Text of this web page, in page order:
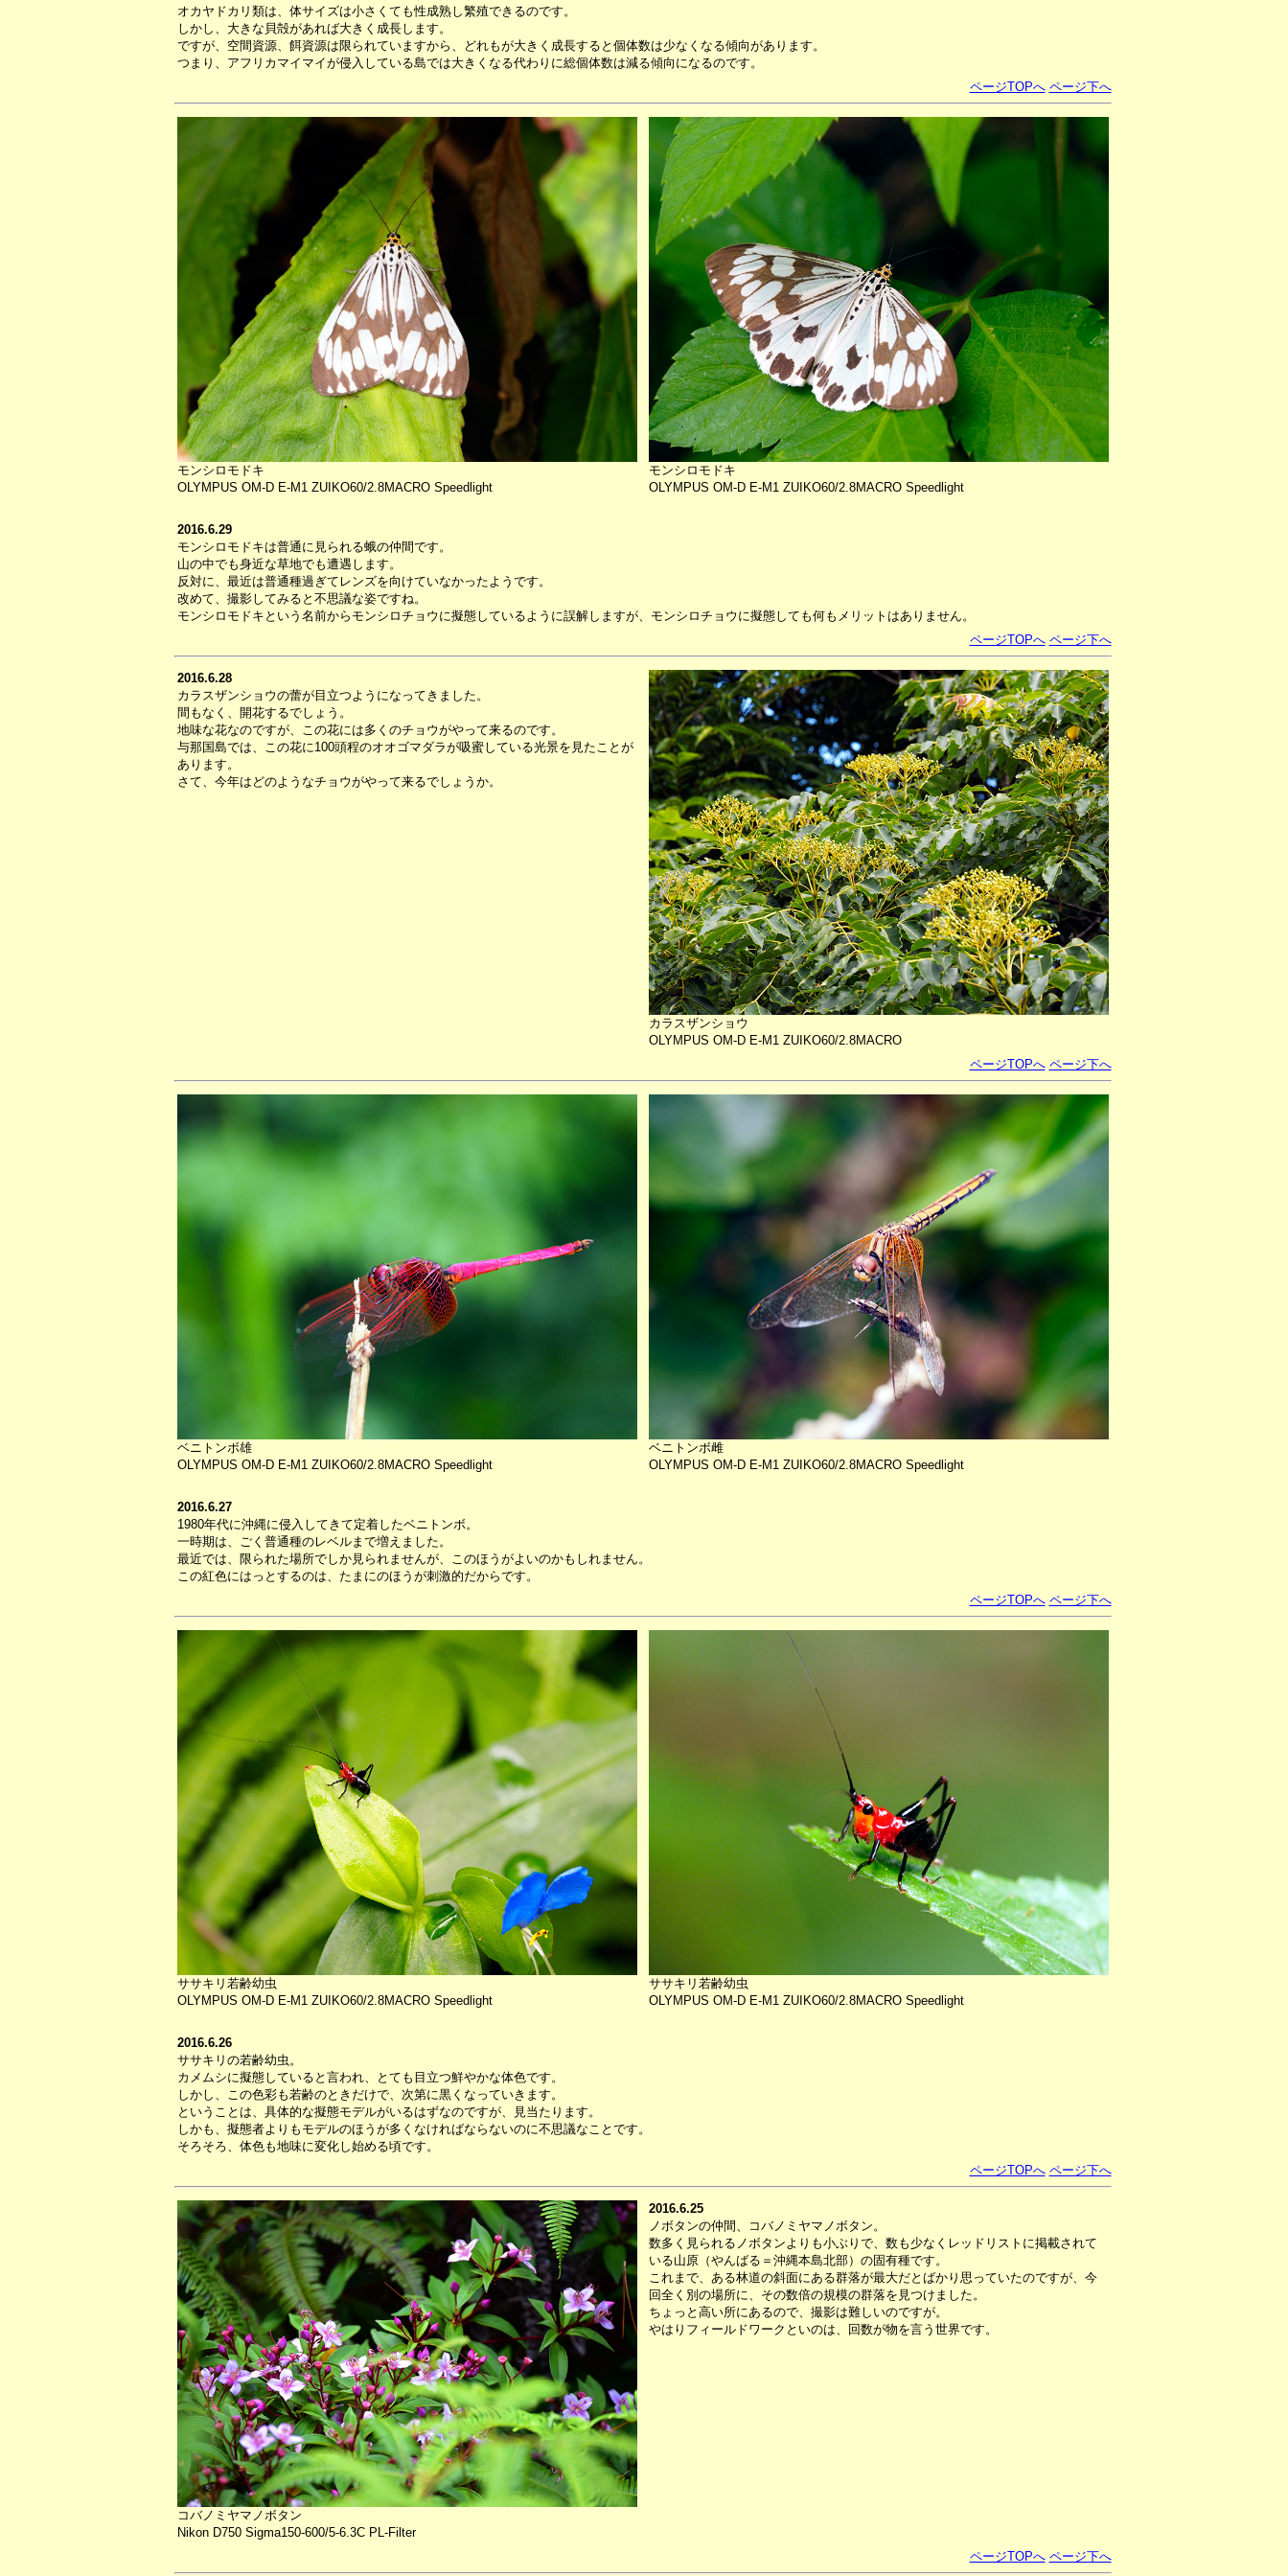
オカヤドカリ類は、体サイズは小さくても性成熟し繁殖できるのです。
しかし、大きな貝殻があれば大きく成長します。
ですが、空間資源、餌資源は限られていますから、どれもが大きく成長すると個体数は少なくなる傾向があります。
つまり、アフリカマイマイが侵入している島では大きくなる代わりに総個体数は減る傾向になるのです。
ページTOPへ ページ下へ
モンシロモドキ
OLYMPUS OM-D E-M1 ZUIKO60/2.8MACRO Speedlight
モンシロモドキ
OLYMPUS OM-D E-M1 ZUIKO60/2.8MACRO Speedlight
2016.6.29
モンシロモドキは普通に見られる蛾の仲間です。
山の中でも身近な草地でも遭遇します。
反対に、最近は普通種過ぎてレンズを向けていなかったようです。
改めて、撮影してみると不思議な姿ですね。
モンシロモドキという名前からモンシロチョウに擬態しているように誤解しますが、モンシロチョウに擬態しても何もメリットはありません。
ページTOPへ ページ下へ
2016.6.28
カラスザンショウの蕾が目立つようになってきました。
間もなく、開花するでしょう。
地味な花なのですが、この花には多くのチョウがやって来るのです。
与那国島では、この花に100頭程のオオゴマダラが吸蜜している光景を見たことが
あります。
さて、今年はどのようなチョウがやって来るでしょうか。
カラスザンショウ
OLYMPUS OM-D E-M1 ZUIKO60/2.8MACRO
ページTOPへ ページ下へ
ベニトンボ雄
OLYMPUS OM-D E-M1 ZUIKO60/2.8MACRO Speedlight
ベニトンボ雌
OLYMPUS OM-D E-M1 ZUIKO60/2.8MACRO Speedlight
2016.6.27
1980年代に沖縄に侵入してきて定着したベニトンボ。
一時期は、ごく普通種のレベルまで増えました。
最近では、限られた場所でしか見られませんが、このほうがよいのかもしれません。
この紅色にはっとするのは、たまにのほうが刺激的だからです。
ページTOPへ ページ下へ
ササキリ若齢幼虫
OLYMPUS OM-D E-M1 ZUIKO60/2.8MACRO Speedlight
ササキリ若齢幼虫
OLYMPUS OM-D E-M1 ZUIKO60/2.8MACRO Speedlight
2016.6.26
ササキリの若齢幼虫。
カメムシに擬態していると言われ、とても目立つ鮮やかな体色です。
しかし、この色彩も若齢のときだけで、次第に黒くなっていきます。
ということは、具体的な擬態モデルがいるはずなのですが、見当たります。
しかも、擬態者よりもモデルのほうが多くなければならないのに不思議なことです。
そろそろ、体色も地味に変化し始める頃です。
ページTOPへ ページ下へ
コバノミヤマノボタン
Nikon D750 Sigma150-600/5-6.3C PL-Filter
2016.6.25
ノボタンの仲間、コバノミヤマノボタン。
数多く見られるノボタンよりも小ぶりで、数も少なくレッドリストに掲載されて
いる山原（やんばる＝沖縄本島北部）の固有種です。
これまで、ある林道の斜面にある群落が最大だとばかり思っていたのですが、今
回全く別の場所に、その数倍の規模の群落を見つけました。
ちょっと高い所にあるので、撮影は難しいのですが。
やはりフィールドワークといのは、回数が物を言う世界です。
ページTOPへ ページ下へ